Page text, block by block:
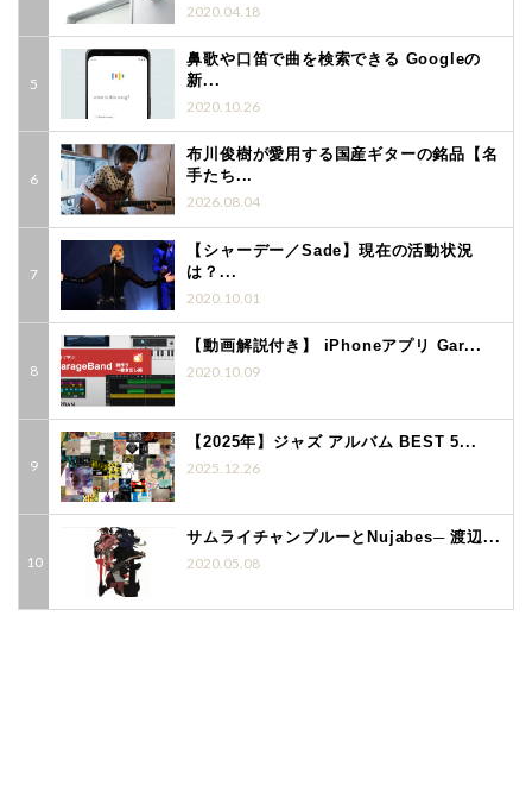
2020.04.18
鼻歌や口笛で曲を検索できる Googleの
新...
2020.10.26
布川俊樹が愛用する国産ギターの銘品【名
手たち...
2026.08.04
【シャーデー／Sade】現在の活動状況
は？...
2020.10.01
【動画解説付き】 iPhoneアプリ Gar...
2020.10.09
【2025年】ジャズ アルバム BEST 5...
2025.12.26
サムライチャンプルーとNujabes─ 渡辺...
2020.05.08